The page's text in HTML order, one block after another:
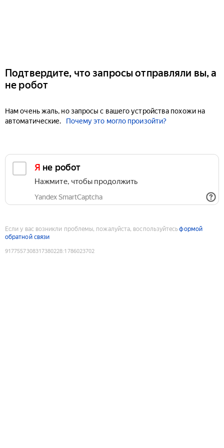
Подтвердите, что запросы отправляли вы, а
не робот
Нам очень жаль, но запросы с вашего устройства похожи на
автоматические.
Почему это могло произойти?
Я не робот
Нажмите, чтобы продолжить
Yandex SmartCaptcha
Если у вас возникли проблемы, пожалуйста, воспользуйтесьформой
обратной связи
9177557308317380228:1786023702